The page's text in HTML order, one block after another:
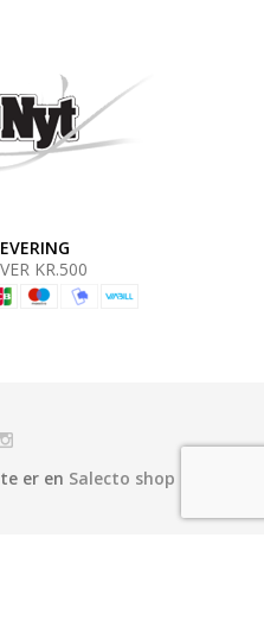
KR.500
er en Salecto shop